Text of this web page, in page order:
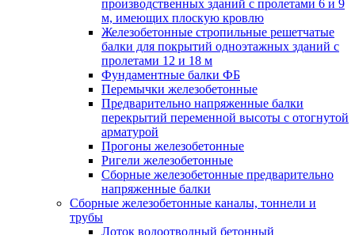
производственных зданий с пролетами 6 и 9
м, имеющих плоскую кровлю
Железобетонные стропильные решетчатые
балки для покрытий одноэтажных зданий с
пролетами 12 и 18 м
Фундаментные балки ФБ
Перемычки железобетонные
Предварительно напряженные балки
перекрытий переменной высоты с отогнутой
арматурой
Прогоны железобетонные
Ригели железобетонные
Сборные железобетонные предварительно
напряженные балки
Сборные железобетонные каналы, тоннели и
трубы
Лоток водоотводный бетонный